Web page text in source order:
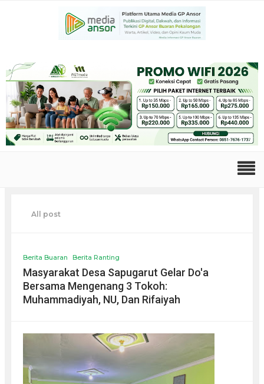
All post
Berita Buaran Berita Ranting
Masyarakat Desa Sapugarut Gelar Do'a
Bersama Mengenang 3 Tokoh:
Muhammadiyah, NU, Dan Rifaiyah